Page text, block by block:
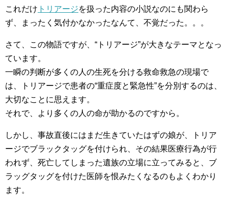
これだけ トリアージを扱った内容の小説なのにも関わら
ず、まったく気付かなかったなんて、不覚だった。。。
さて、この物語ですが、“トリアージ”が大きなテーマとなっ
ています。
一瞬の判断が多くの人の生死を分ける救命救急の現場で
は、トリアージで患者の“重症度と緊急性”を分別するのは、
大切なことに思えます。
それで、より多くの人の命が助かるのですから。
しかし、事故直後にはまだ生きていたはずの娘が、トリア
ージでブラックタッグを付けられ、その結果医療行為が行
われず、死亡してしまった遺族の立場に立ってみると、ブ
ラッグタッグを付けた医師を恨みたくなるのもよくわかり
ます。